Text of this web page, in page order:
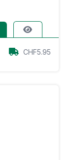
CHF5.95